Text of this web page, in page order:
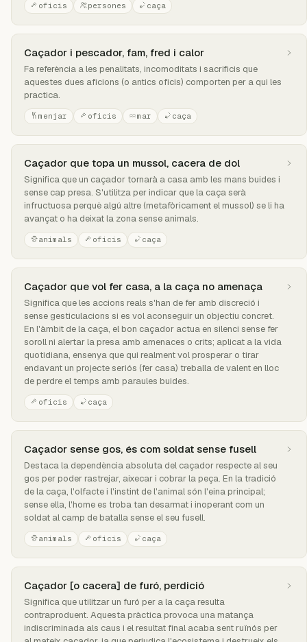
oficis persones caça
Caçador i pescador, fam, fred i calor
Fa referència a les penalitats, incomoditats i sacrificis que
aquestes dues aficions (o antics oficis) comporten per a qui les
practica.
menjar oficis mar caça
Caçador que topa un mussol, cacera de dol
Significa que un caçador tornarà a casa amb les mans buides i
sense cap presa. S'utilitza per indicar que la caça serà
infructuosa perquè algú altre (metafòricament el mussol) se li ha
avançat o ha deixat la zona sense animals.
animals oficis caça
Caçador que vol fer casa, a la caça no amenaça
Significa que les accions reals s'han de fer amb discreció i
sense gesticulacions si es vol aconseguir un objectiu concret.
En l'àmbit de la caça, el bon caçador actua en silenci sense fer
soroll ni alertar la presa amb amenaces o crits; aplicat a la vida
quotidiana, ensenya que qui realment vol prosperar o tirar
endavant un projecte seriós (fer casa) treballa de valent en lloc
de perdre el temps amb paraules buides.
oficis caça
Caçador sense gos, és com soldat sense fusell
Destaca la dependència absoluta del caçador respecte al seu
gos per poder rastrejar, aixecar i cobrar la peça. En la tradició
de la caça, l'olfacte i l'instint de l'animal són l'eina principal;
sense ella, l'home es troba tan desarmat i inoperant com un
soldat al camp de batalla sense el seu fusell.
animals oficis caça
Caçador [o cacera] de furó, perdició
Significa que utilitzar un furó per a la caça resulta
contraproduent. Aquesta pràctica provoca una matança
indiscriminada als caus i el resultat final acaba sent ruïnós per